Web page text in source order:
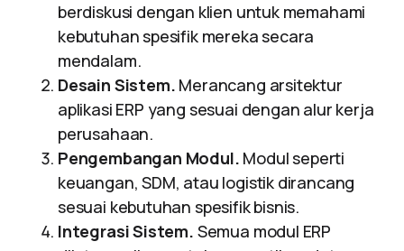
berdiskusi dengan klien untuk memahami
kebutuhan spesifik mereka secara
mendalam.
Desain Sistem. Merancang arsitektur
aplikasi ERP yang sesuai dengan alur kerja
perusahaan.
Pengembangan Modul. Modul seperti
keuangan, SDM, atau logistik dirancang
sesuai kebutuhan spesifik bisnis.
Integrasi Sistem. Semua modul ERP